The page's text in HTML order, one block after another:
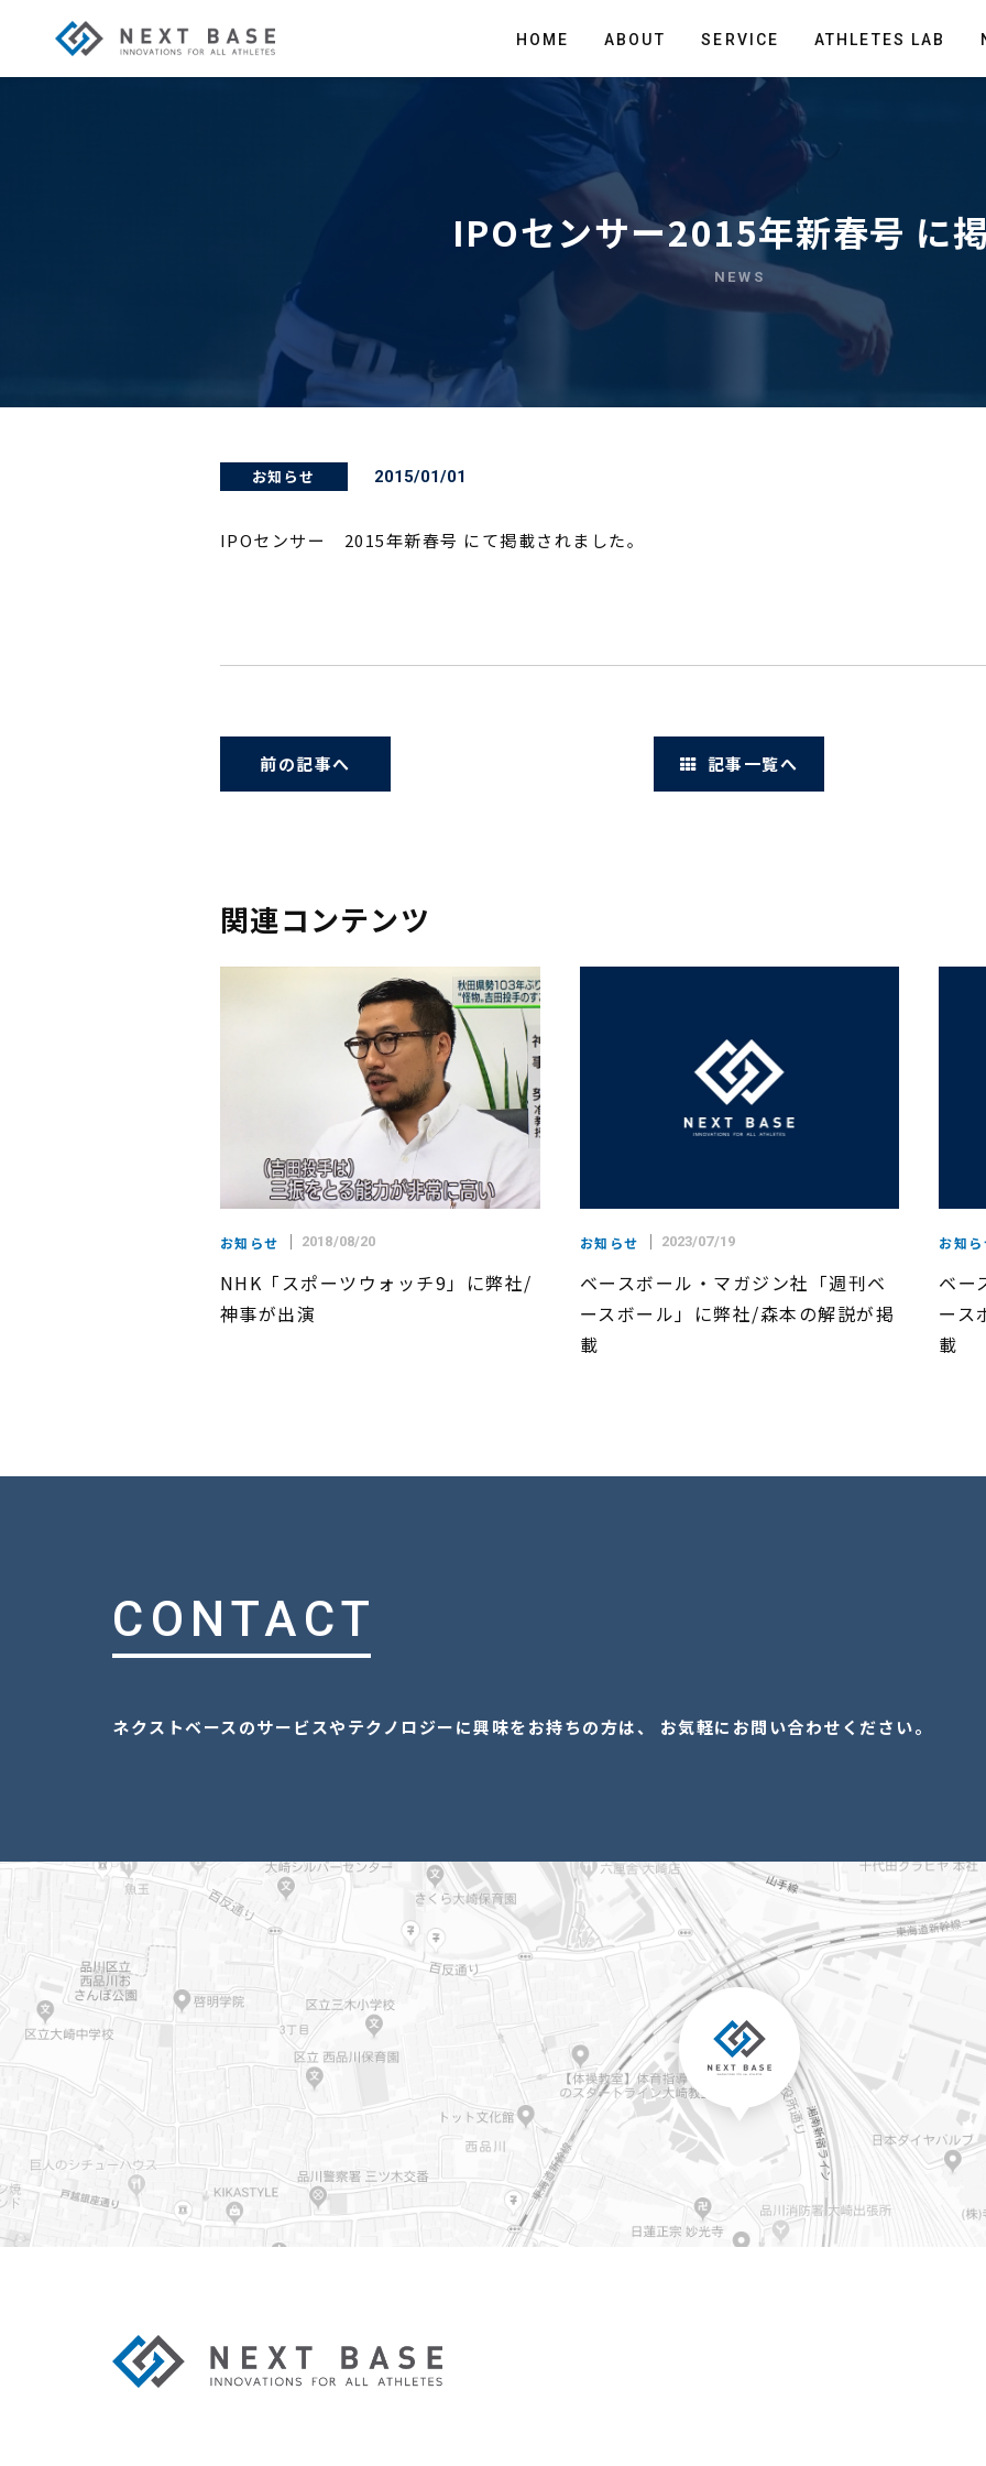
HOME ABOUT SERVICE ATHLETES LAB
IPOセンサー2015年新春号 に
NEWS
お知らせ 2015/01/01
IPOセンサー 2015年新春号 にて掲載されました｡
前の記事へ 記事一覧へ
関連コンテンツ
お知らせ 2018/08/20
NHK「スポーツウォッチ9」に弊社/
神事が出演
お知らせ 2023/07/19
ベースボール・マガジン社「週刊ベ
ースボール」に弊社/森本の解説が掲
載
お知ら
ベー
ース
載
CONTACT
ネクストベースのサービスやテクノロジーに興味をお持ちの方は、 お気軽にお問い合わせください。